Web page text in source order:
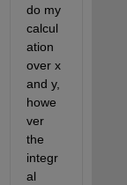
do my
calcul
ation
over x
and y,
howe
ver
the
integr
al